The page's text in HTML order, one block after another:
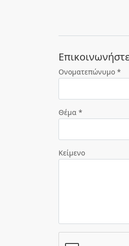
Ονοματεπώνυμο *
Θέμα *
Κείμενο